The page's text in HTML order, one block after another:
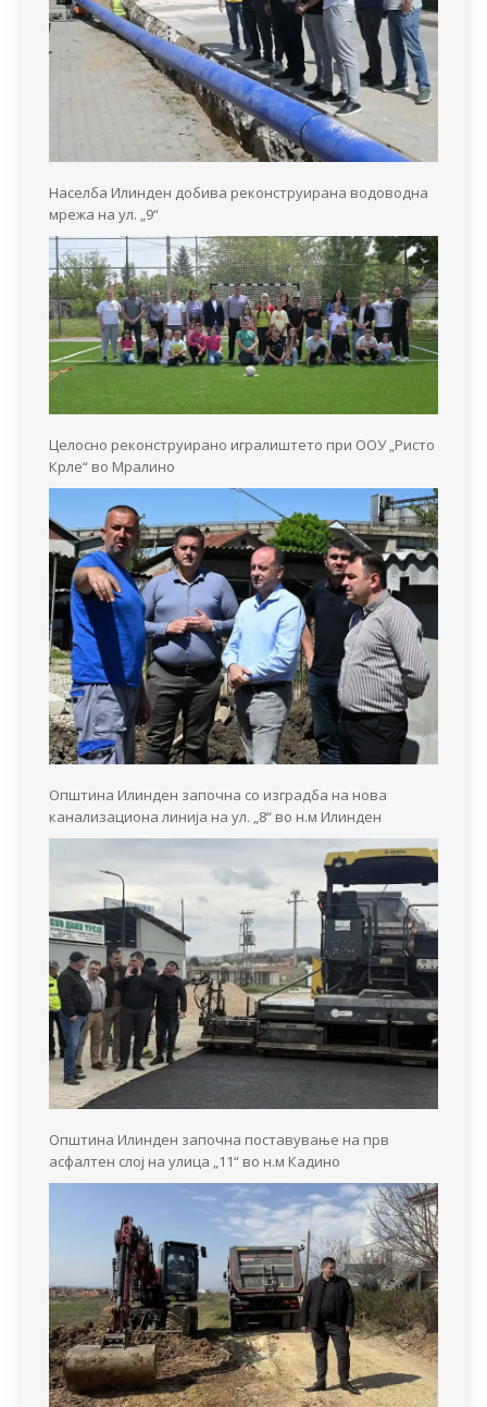
Населба Илинден добива реконструирана водоводна
мрежа на ул. „9“
Целосно реконструирано игралиштето при ООУ „Ристо
Крле“ во Мралино
Општина Илинден започна со изградба на нова
канализациона линија на ул. „8“ во н.м Илинден
Општина Илинден започна поставување на прв
асфалтен слој на улица „11“ во н.м Кадино